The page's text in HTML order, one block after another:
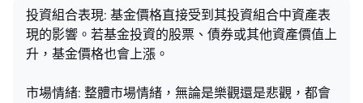
投資組合表現: 基金價格直接受到其投資組合中資產表
現的影響。若基金投資的股票、債券或其他資產價值上
升，基金價格也會上漲。
市場情緒: 整體市場情緒，無論是樂觀還是悲觀，都會